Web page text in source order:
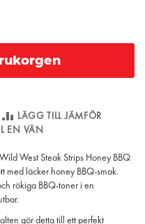
LÄGG TILL JÄMFÖR
EN VÄN
West Steak Strips Honey BBQ
med läcker honey BBQ-smak.
rökiga BBQ-toner i en
gör detta till ett perfekt